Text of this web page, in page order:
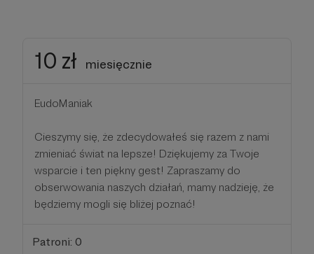
10 zł miesięcznie
EudoManiak
Cieszymy się, że zdecydowałeś się razem z nami
zmieniać świat na lepsze! Dziękujemy za Twoje
wsparcie i ten piękny gest! Zapraszamy do
obserwowania naszych działań, mamy nadzieję, że
będziemy mogli się bliżej poznać!
Patroni: 0